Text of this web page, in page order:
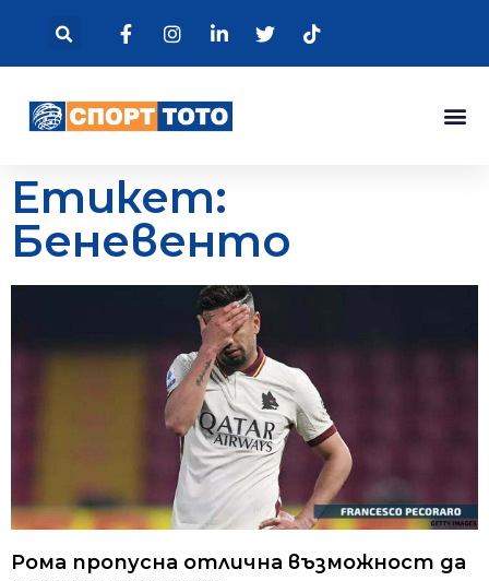
Етикет:
Беневенто
Рома пропусна отлична възможност да